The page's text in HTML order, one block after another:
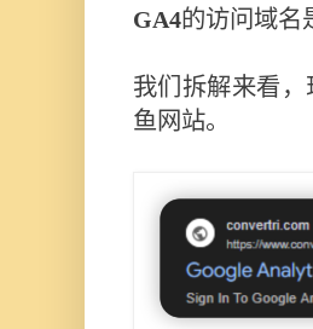
GA4的访问域名
我们拆解来看
鱼网站。